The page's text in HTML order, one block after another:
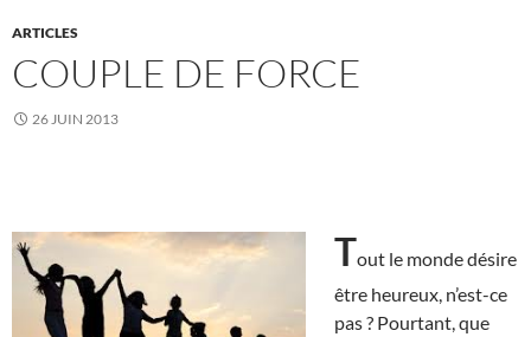
ARTICLES
COUPLE DE FORCE
26 JUIN 2013
Tout le monde désire
être heureux, n’est-ce
pas ? Pourtant, que